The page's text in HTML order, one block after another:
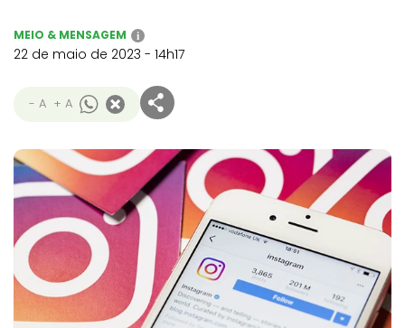
MEIO & MENSAGEM i
22 de maio de 2023 - 14h17
- A + A